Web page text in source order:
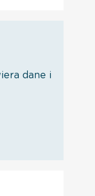
dane i